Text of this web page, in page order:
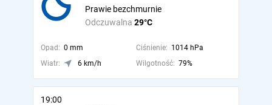
Odczuwalna 29°C
Prawie bezchmurnie
Opad: 0 mm Ciśnienie: 1014 hPa
Wiatr:
6 km/h Wilgotność: 79%
19:00